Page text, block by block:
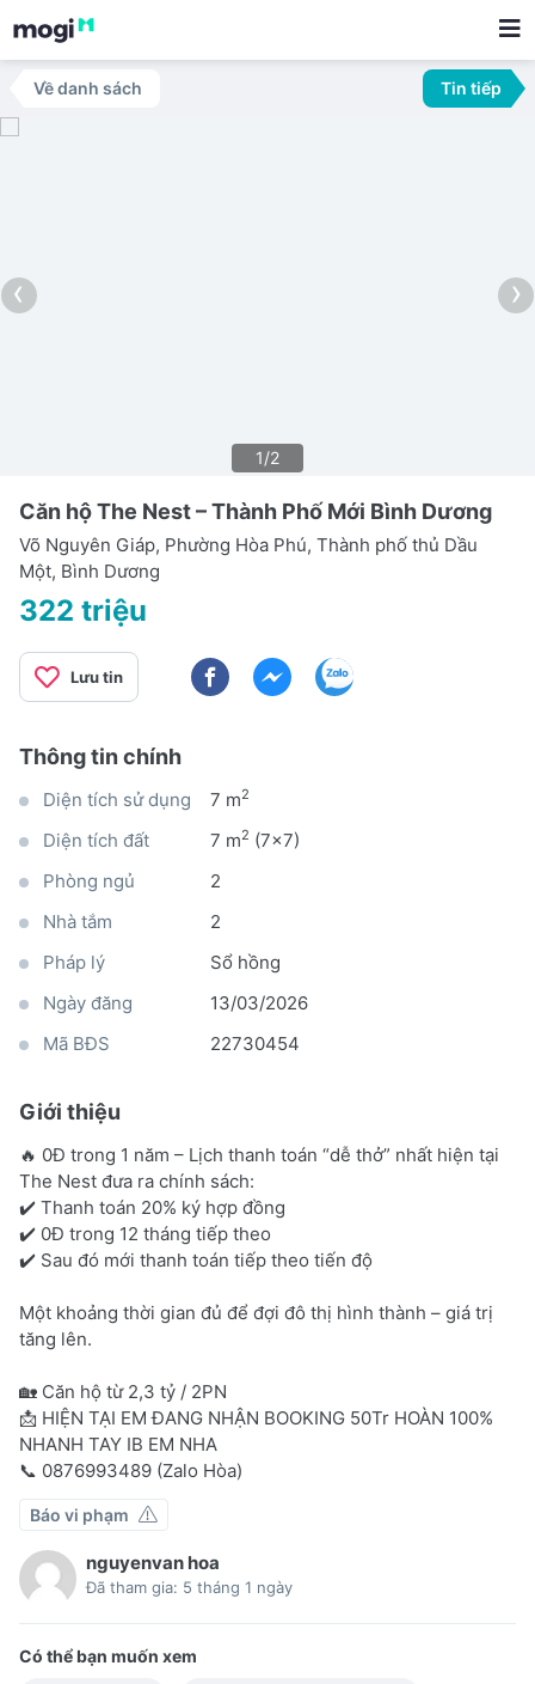
Về danh sách Tin tiếp
‹ ›
1/2
Căn hộ The Nest – Thành Phố Mới Bình Dương
Võ Nguyên Giáp, Phường Hòa Phú, Thành phố thủ Dầu
Một, Bình Dương
322 triệu
Lưu tin
Thông tin chính
Diện tích sử dụng 7 m2
Diện tích đất 7 m2 (7x7)
Phòng ngủ
2
Nhà tắm
2
Pháp lý
Sổ hồng
Ngày đăng
13/03/2026
Mã BĐS
22730454
Giới thiệu
🔥 0Đ trong 1 năm – Lịch thanh toán “dễ thở” nhất hiện tại
The Nest đưa ra chính sách:
✔️ Thanh toán 20% ký hợp đồng
✔️ 0Đ trong 12 tháng tiếp theo
✔️ Sau đó mới thanh toán tiếp theo tiến độ
Một khoảng thời gian đủ để đợi đô thị hình thành – giá trị
tăng lên.
🏡 Căn hộ từ 2,3 tỷ / 2PN
📩 HIỆN TẠI EM ĐANG NHẬN BOOKING 50Tr HOÀN 100%
NHANH TAY IB EM NHA
📞 0876993489 (Zalo Hòa)
Báo vi phạm
nguyenvan hoa
Đã tham gia: 5 tháng 1 ngày
Có thể bạn muốn xem